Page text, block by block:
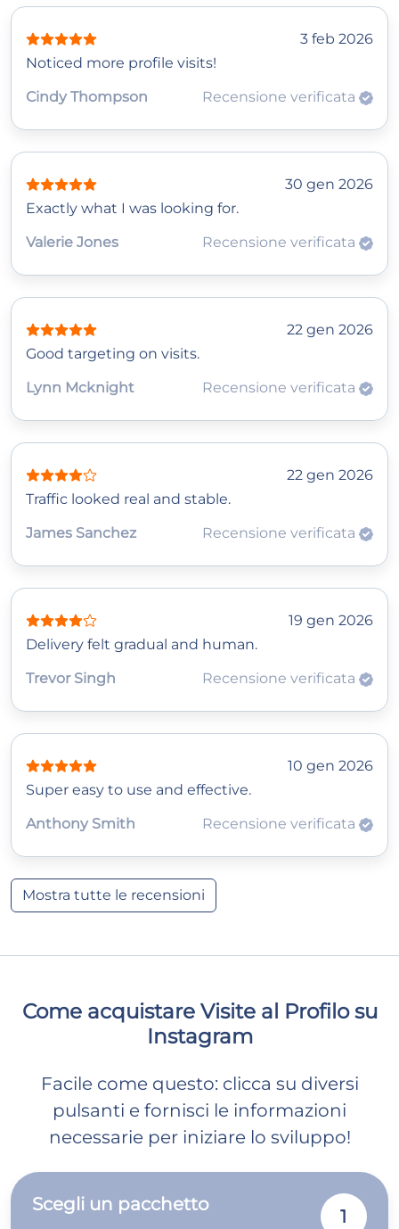
3 feb 2026
Noticed more profile visits!
Cindy Thompson
Recensione verificata
30 gen 2026
Exactly what I was looking for.
Valerie Jones
Recensione verificata
22 gen 2026
Good targeting on visits.
Lynn Mcknight
Recensione verificata
22 gen 2026
Traffic looked real and stable.
James Sanchez
Recensione verificata
19 gen 2026
Delivery felt gradual and human.
Trevor Singh
Recensione verificata
10 gen 2026
Super easy to use and effective.
Anthony Smith
Recensione verificata
Mostra tutte le recensioni
Come acquistare Visite al Profilo su
Instagram
Facile come questo: clicca su diversi
pulsanti e fornisci le informazioni
necessarie per iniziare lo sviluppo!
Scegli un pacchetto
1